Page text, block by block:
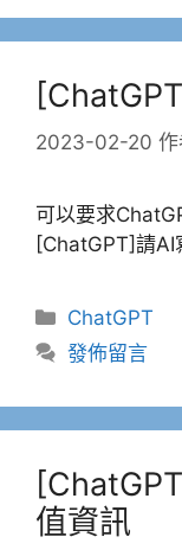
2023-02-20
可以要求
[ChatGPT]請
分
類
ChatGPT
發佈留言
值資訊